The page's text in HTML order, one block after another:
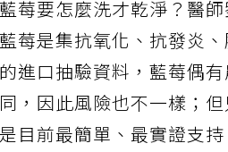
藍莓要怎麼洗才乾淨？醫
藍莓是集抗氧化、抗發炎
的進口抽驗資料，藍莓偶
同，因此風險也不一樣；
是目前最簡單、最實證支